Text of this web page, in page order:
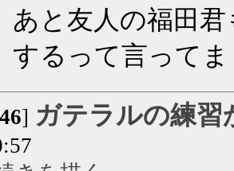
あと友人の福田
するって言って
] ガテラルの練習